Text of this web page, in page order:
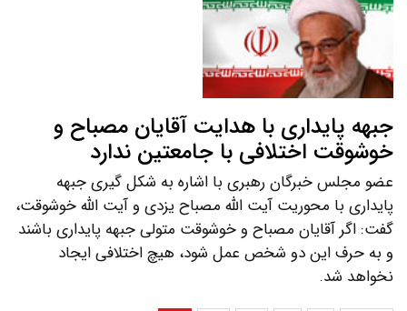
جبهه پایداری با هدایت آقایان مصباح و
خوشوقت اختلافی با جامعتین ندارد
عضو مجلس خبرگان رهبری با اشاره به شکل گیری جبهه
پایداری با محوریت آیت الله مصباح یزدی و آیت الله خوشوقت،
گفت: اگر آقایان مصباح و خوشوقت متولی جبهه پایداری باشند
و به حرف این دو شخص عمل شود، هیچ اختلافی ایجاد
نخواهد شد.